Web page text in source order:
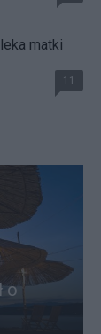
matki
11
o